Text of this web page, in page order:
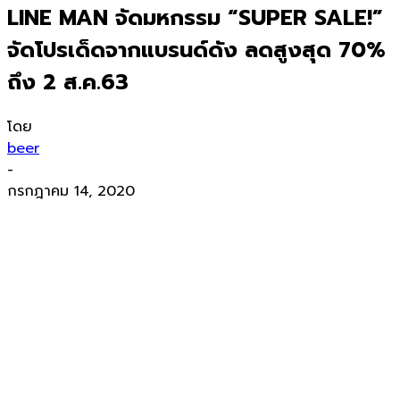
LINE MAN จัดมหกรรม “SUPER SALE!”
จัดโปรเด็ดจากแบรนด์ดัง ลดสูงสุด 70%
ถึง 2 ส.ค.63
โดย
beer
-
กรกฎาคม 14, 2020